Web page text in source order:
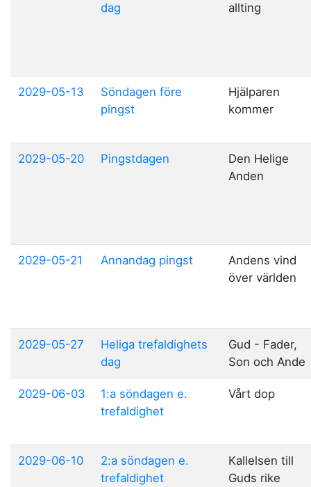
dag
allting
2029-05-13
Söndagen före
pingst
Hjälparen
kommer
2029-05-20 Pingstdagen
Den Helige
Anden
2029-05-21 Annandag pingst
Andens vind
över världen
2029-05-27
Heliga trefaldighets
dag
Gud - Fader,
Son och Ande
2029-06-03
1:a söndagen e.
trefaldighet
Vårt dop
2029-06-10
2:a söndagen e.
trefaldighet
Kallelsen till
Guds rike